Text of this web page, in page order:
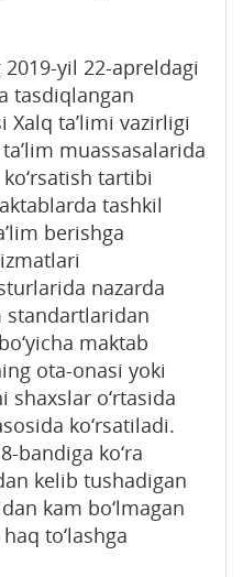
yil 22-apreldagi
tasdiqlangan
Xalq ta’limi vazirligi
muassasalarida
tartibi
tashkil
berishga
nazarda
standartlaridan
maktab
ota-onasi yoki
shaxslar o‘rtasida
ko‘rsatiladi.
bandiga ko‘ra
kelib tushadigan
kam bo‘lmagan
to‘lashga